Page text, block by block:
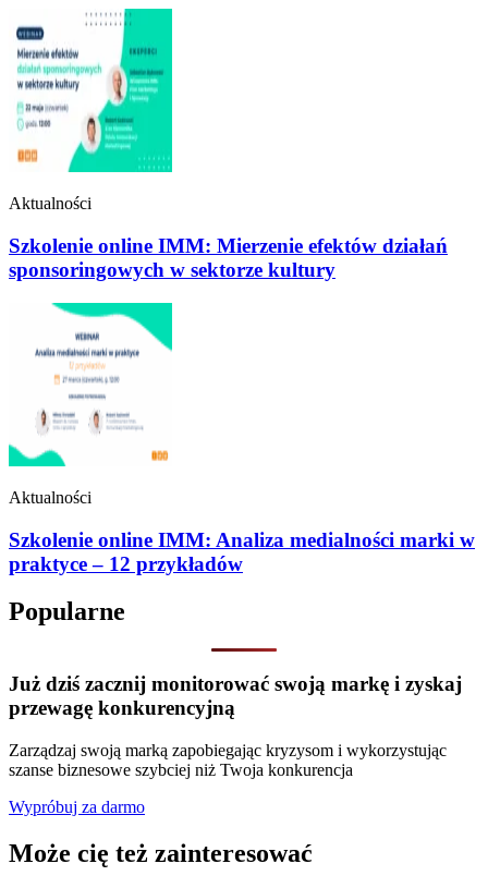
Aktualności
Szkolenie online IMM: Mierzenie efektów działań
sponsoringowych w sektorze kultury
Aktualności
Szkolenie online IMM: Analiza medialności marki w
praktyce – 12 przykładów
Popularne
Już dziś zacznij monitorować swoją markę i zyskaj
przewagę konkurencyjną
Zarządzaj swoją marką zapobiegając kryzysom i wykorzystując
szanse biznesowe szybciej niż Twoja konkurencja
Wypróbuj za darmo
Może cię też zainteresować